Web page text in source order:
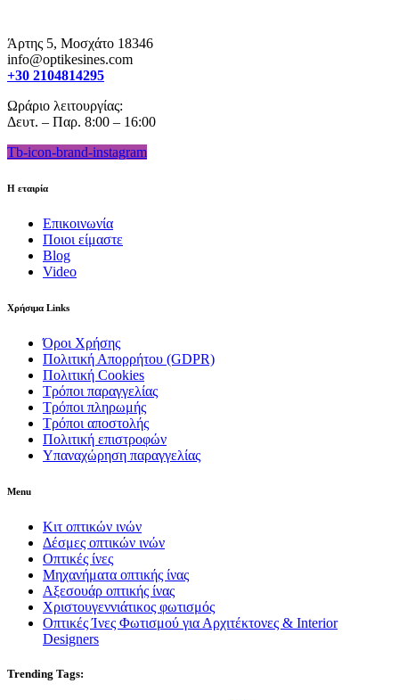
Άρτης 5, Μοσχάτο 18346
info@optikesines.com
+30 2104814295
Ωράριο λειτουργίας:
Δευτ. – Παρ. 8:00 – 16:00
Tb-icon-brand-instagram
Η εταιρία
Επικοινωνία
Ποιοι είμαστε
Blog
Video
Χρήσιμα Links
Όροι Χρήσης
Πολιτική Απορρήτου (GDPR)
Πολιτική Cookies
Τρόποι παραγγελίας
Τρόποι πληρωμής
Τρόποι αποστολής
Πολιτική επιστροφών
Υπαναχώρηση παραγγελίας
Menu
Κιτ οπτικών ινών
Δέσμες οπτικών ινών
Οπτικές ίνες
Μηχανήματα οπτικής ίνας
Αξεσουάρ οπτικής ίνας
Χριστουγεννιάτικος φωτισμός
Οπτικές Ίνες Φωτισμού για Αρχιτέκτονες & Interior
Designers
Trending Tags: